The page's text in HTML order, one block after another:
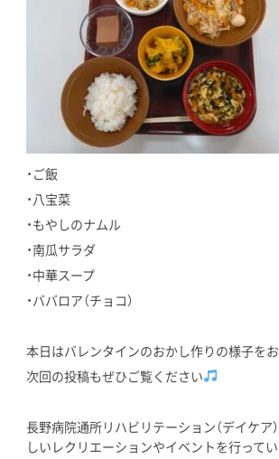
・ご飯
・八宝菜
・もやしのナムル
・南瓜サラダ
・中華スープ
・ババロア（チョコ）
本日はバレンタインのおかし作りの様子を
次回の投稿もぜひご覧ください
長野病院通所リハビリテーション（デイケア
しいレクリエーションやイベントを行ってい